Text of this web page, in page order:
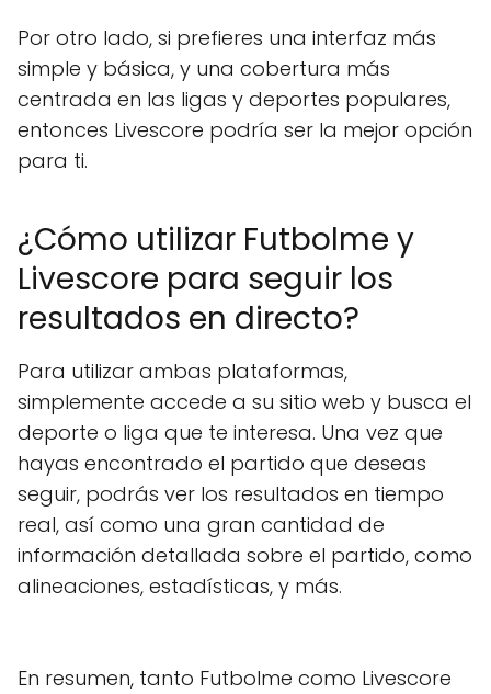
Por otro lado, si prefieres una interfaz más
simple y básica, y una cobertura más
centrada en las ligas y deportes populares,
entonces Livescore podría ser la mejor opción
para ti.
¿Cómo utilizar Futbolme y
Livescore para seguir los
resultados en directo?
Para utilizar ambas plataformas,
simplemente accede a su sitio web y busca el
deporte o liga que te interesa. Una vez que
hayas encontrado el partido que deseas
seguir, podrás ver los resultados en tiempo
real, así como una gran cantidad de
información detallada sobre el partido, como
alineaciones, estadísticas, y más.
En resumen, tanto Futbolme como Livescore